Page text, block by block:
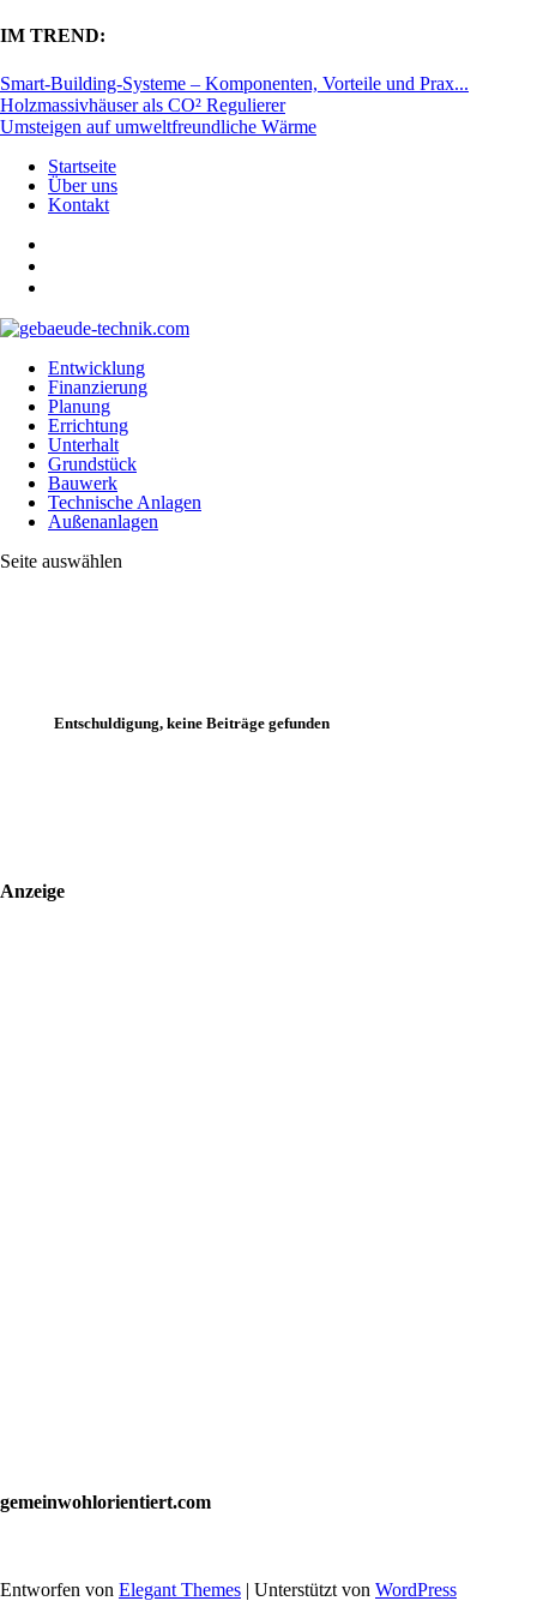
IM TREND:
Smart-Building-Systeme – Komponenten, Vorteile und Prax...
Holzmassivhäuser als CO² Regulierer
Umsteigen auf umweltfreundliche Wärme
Startseite
Über uns
Kontakt
Entwicklung
Finanzierung
Planung
Errichtung
Unterhalt
Grundstück
Bauwerk
Technische Anlagen
Außenanlagen
Seite auswählen
Entschuldigung, keine Beiträge gefunden
Anzeige
gemeinwohlorientiert.com
Entworfen von Elegant Themes | Unterstützt von WordPress